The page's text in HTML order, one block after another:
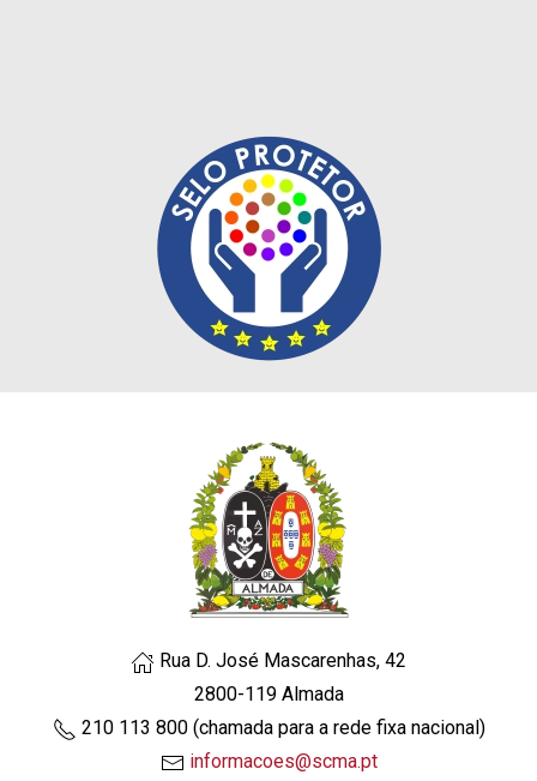
Rua D. José Mascarenhas, 42
2800-119 Almada
210 113 800 (chamada para a rede fixa nacional)
informacoes@scma.pt